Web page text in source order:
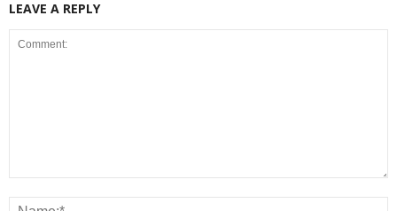
LEAVE A REPLY